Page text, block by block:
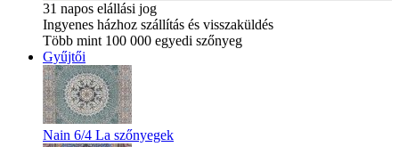
31 napos elállási jog
Ingyenes házhoz szállítás és visszaküldés
Több mint 100 000 egyedi szőnyeg
Gyűjtői
Nain 6/4 La szőnyegek